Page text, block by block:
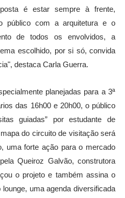
éestar sempreàfrente,
público com a arquitetura e o
de todos os envolvidos, a
escolhido, por si só, convida
destaca Carla Guerra.
planejadas para a 3ª
das 16h00 e 20h00, o público
guiadas” por estudante de
do circuito de visitação será
uma forte ação para o mercado
Queiroz Galvão, construtora
o projeto e também assina o
lounge, uma agenda diversificada